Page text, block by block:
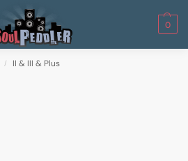
0
/ II & III & Plus